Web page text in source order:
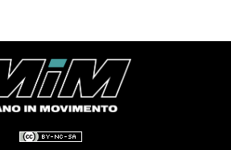
CINEMA
MANIFESTI
MUSICA
RECENSIONI